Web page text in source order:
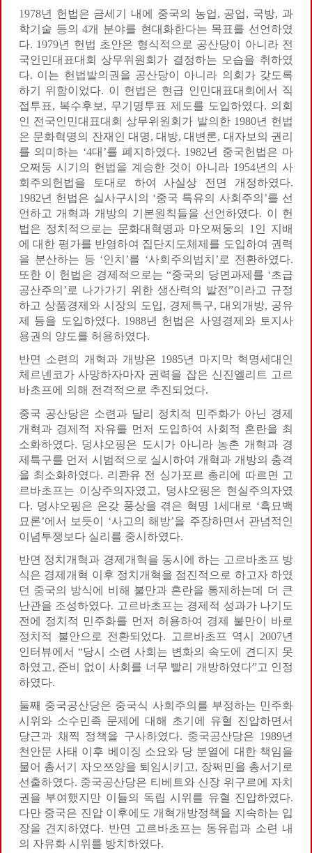
1978년 헌법은 금세기 내에 중국의 농업, 공업, 국방, 과
학기술 등의 4개 분야를 현대화한다는 목표를 선언하였
다. 1979년 헌법 초안은 형식적으로 공산당이 아니라 전
국인민대표대회 상무위원회가 결정하는 모습을 취하였
다. 이는 헌법발의권을 공산당이 아니라 의회가 갖도록
하기 위함이었다. 이 헌법은 현급 인민대표대회에서 직
접투표, 복수후보, 무기명투표 제도를 도입하였다. 의회
인 전국인민대표대회 상무위원회가 발의한 1980년 헌법
은 문화혁명의 잔재인 대명, 대방, 대변론, 대자보의 권리
를 의미하는 ‘4대’를 폐지하였다. 1982년 중국헌법은 마
오쩌둥 시기의 헌법을 계승한 것이 아니라 1954년의 사
회주의헌법을 토대로 하여 사실상 전면 개정하였다.
1982년 헌법은 실사구시의 ‘중국 특유의 사회주의’를 선
언하고 개혁과 개방의 기본원칙들을 선언하였다. 이 헌
법은 정치적으로는 문화대혁명과 마오쩌둥의 1인 지배
에 대한 평가를 반영하여 집단지도체제를 도입하여 권력
을 분산하는 등 ‘인치’를 ‘사회주의법치’로 전환하였다.
또한 이 헌법은 경제적으로는 “중국의 당면과제를 ‘초급
공산주의’로 나가가기 위한 생산력의 발전”이라고 규정
하고 상품경제와 시장의 도입, 경제특구, 대외개방, 공유
제 등을 도입하였다. 1988년 헌법은 사영경제와 토지사
용권의 양도를 허용하였다.
반면 소련의 개혁과 개방은 1985년 마지막 혁명세대인
체르넨코가 사망하자마자 권력을 잡은 신진엘리트 고르
바초프에 의해 전격적으로 추진되었다.
중국 공산당은 소련과 달리 정치적 민주화가 아닌 경제
개혁과 경제적 자유를 먼저 도입하여 사회적 혼란을 최
소화하였다. 덩샤오핑은 도시가 아니라 농촌 개혁과 경
제특구를 먼저 시범적으로 실시하여 개혁과 개방의 충격
을 최소화하였다. 리콴유 전 싱가포르 총리에 따르면 고
르바초프는 이상주의자였고, 덩샤오핑은 현실주의자였
다. 덩샤오핑은 온갖 풍상을 겪은 혁명 1세대로 ‘흑묘백
묘론’에서 보듯이 ‘사고의 해방’을 주장하면서 관념적인
이념투쟁보다 실리를 중시하였다.
반면 정치개혁과 경제개혁을 동시에 하는 고르바초프 방
식은 경제개혁 이후 정치개혁을 점진적으로 하고자 하였
던 중국의 방식에 비해 불만과 혼란을 통제하는데 더 큰
난관을 조성하였다. 고르바초프는 경제적 성과가 나기도
전에 정치적 민주화를 먼저 허용하여 경제 불만이 바로
정치적 불안으로 전환되었다. 고르바초프 역시 2007년
인터뷰에서 “당시 소련 사회는 변화의 속도에 견디지 못
하였고, 준비 없이 사회를 너무 빨리 개방하였다”고 인정
하였다.
둘째 중국공산당은 중국식 사회주의를 부정하는 민주화
시위와 소수민족 문제에 대해 초기에 유혈 진압하면서
당근과 채찍 정책을 구사하였다. 중국공산당은 1989년
천안문 사태 이후 베이징 소요와 당 분열에 대한 책임을
물어 총서기 자오쯔양을 퇴임시키고, 장쩌민을 총서기로
선출하였다. 중국공산당은 티베트와 신장 위구르에 자치
권을 부여했지만 이들의 독립 시위를 유혈 진압하였다.
다만 중국은 진압 이후에도 개혁개방정책을 지속하는 입
장을 견지하였다. 반면 고르바초프는 동유럽과 소련 내
의 자유화 시위를 방치하였다.